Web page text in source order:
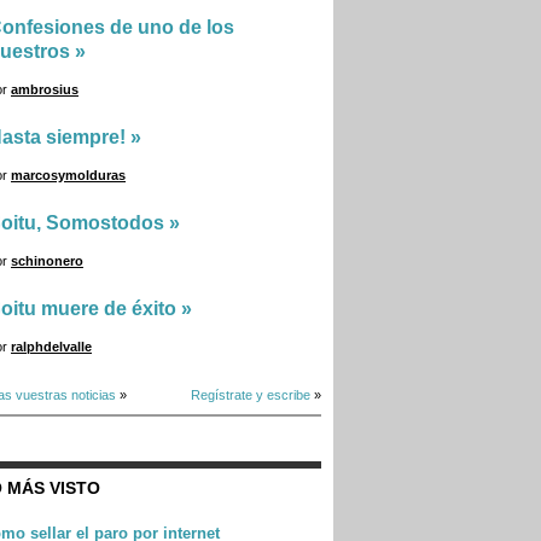
de uno de los
»
ambrosius
siempre! »
marcosymolduras
Somostodos »
schinonero
muere de éxito »
ralphdelvalle
vuestras noticias » Regístrate y escribe »
MÁS VISTO
sellar el paro por internet